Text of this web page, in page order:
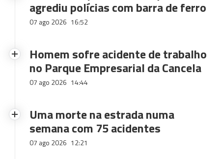
agrediu polícias com barra de ferro
07 ago 2026 16:52
Homem sofre acidente de trabalho
no Parque Empresarial da Cancela
07 ago 2026 14:44
Uma morte na estrada numa
semana com 75 acidentes
07 ago 2026 12:21